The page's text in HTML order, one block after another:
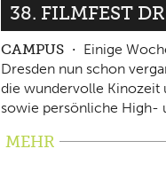
38. FILMFEST
CAMPUS
Einige
Dresden nun schon
die wundervolle Kinozeit
sowie persönliche High-
MEHR